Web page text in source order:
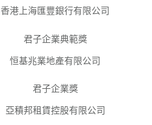
香港上海匯豐銀行有限公司
君子企業典範獎
恒基兆業地產有限公司
君子企業獎
亞積邦租賃控股有限公司